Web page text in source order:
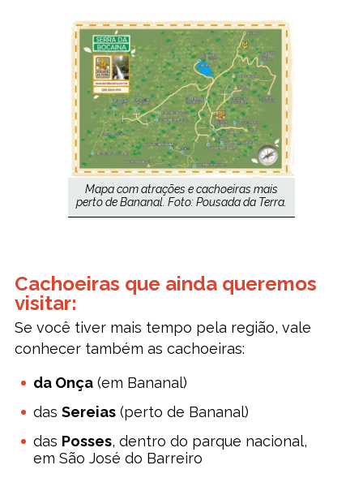
Mapa com atrações e cachoeiras mais
perto de Bananal. Foto: Pousada da Terra.
Cachoeiras que ainda queremos
visitar:
Se você tiver mais tempo pela região, vale
conhecer também as cachoeiras:
da Onça(em Bananal)
das Sereias(perto de Bananal)
das Posses, dentro do parque nacional,
em São José do Barreiro